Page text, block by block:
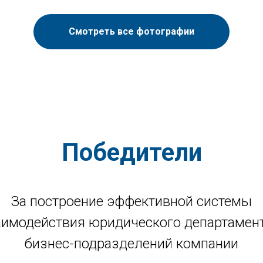
Смотреть все фотографии
Победители
За построение эффективной системы
юридического
бизнес-подразделений компании